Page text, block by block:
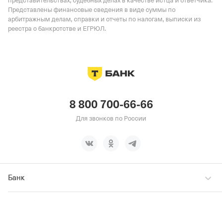
Представлены финансовые сведения в виде суммы по
арбитражным делам, справки и отчеты по налогам, выписки из
реестра о банкротстве и ЕГРЮЛ.
8 800 700-66-66
Для звонков по России
Банк